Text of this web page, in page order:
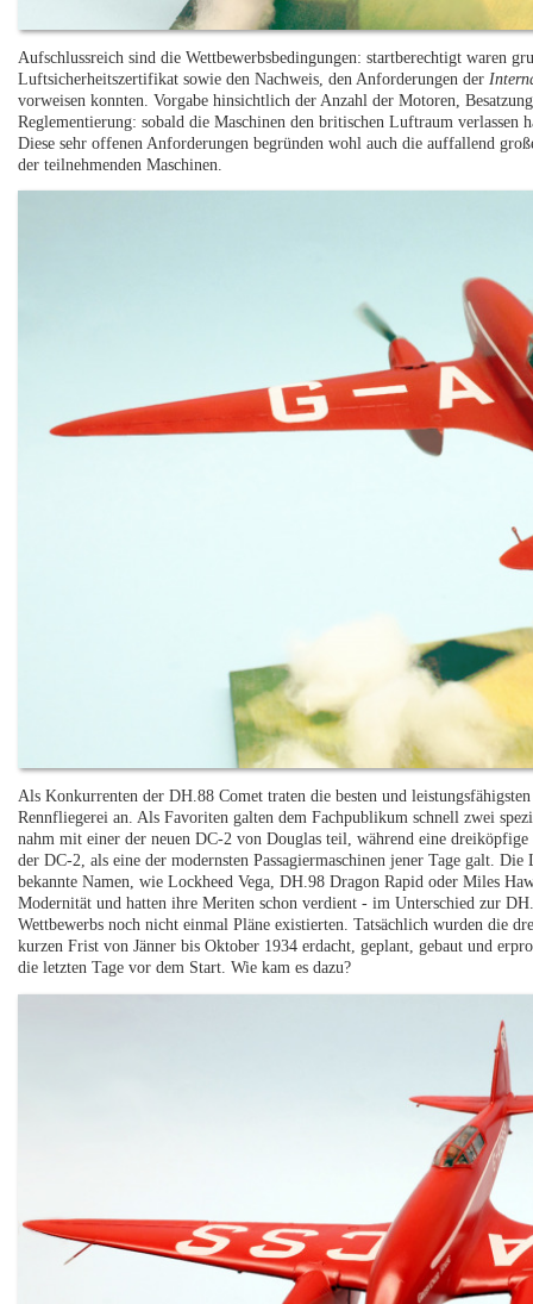
Aufschlussreich sind die Wettbewerbsbedingungen: startberechtigt waren
Luftsicherheitszertifikat sowie den Nachweis, den Anforderungen der
vorweisen konnten. Vorgabe hinsichtlich der Anzahl der Motoren,
Reglementierung: sobald die Maschinen den britischen Luftraum verlassen
Diese sehr offenen Anforderungen begründen wohl auch die auffallend
der teilnehmenden Maschinen.
Als Konkurrenten der DH.88 Comet traten die besten und
Rennfliegerei an. Als Favoriten galten dem Fachpublikum schnell zwei
nahm mit einer der neuen DC-2 von Douglas teil, während eine
der DC-2, als eine der modernsten Passagiermaschinen jener Tage galt.
bekannte Namen, wie Lockheed Vega, DH.98 Dragon Rapid oder Miles
Modernität und hatten ihre Meriten schon verdient - im Unterschied zur
Wettbewerbs noch nicht einmal Pläne existierten. Tatsächlich wurden die
kurzen Frist von Jänner bis Oktober 1934 erdacht, geplant, gebaut und
die letzten Tage vor dem Start. Wie kam es dazu?